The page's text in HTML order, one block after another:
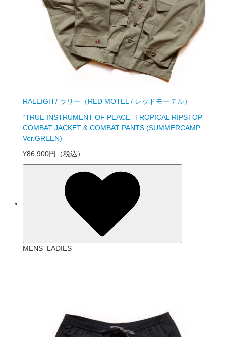
RALEIGH / ラリー（RED MOTEL / レッドモーテル）
“TRUE INSTRUMENT OF PEACE” TROPICAL RIPSTOP
COMBAT JACKET & COMBAT PANTS (SUMMERCAMP
Ver.GREEN)
¥86,900円
（税込）
MENS_LADIES